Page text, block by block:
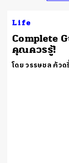
Life
Complete
คุณควรรู้!
โดย วรรษชล คัวด